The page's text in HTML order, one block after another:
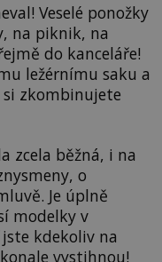
Veselé ponožky
na piknik, na
do kanceláře!
ležérnímu saku a
zkombinujete
zcela běžná, i na
o
Je úplně
modelky v
kdekoliv na
vystihnou!